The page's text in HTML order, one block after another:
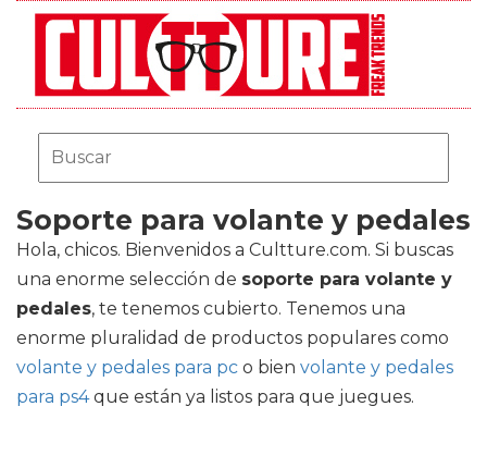
Soporte para volante y pedales
Hola, chicos. Bienvenidos a Cultture.com. Si buscas
una enorme selección de soporte para volante y
pedales, te tenemos cubierto. Tenemos una
enorme pluralidad de productos populares como
volante y pedales para pc o bien volante y pedales
para ps4que están ya listos para que juegues.